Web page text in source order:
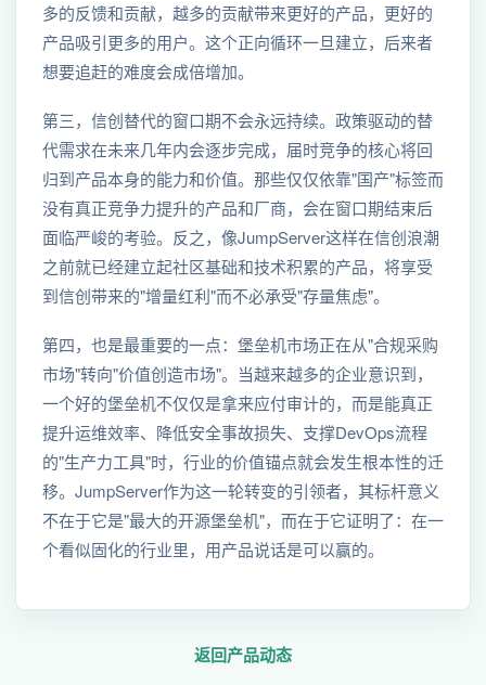
多的反馈和贡献，越多的贡献带来更好的产品，更好的
产品吸引更多的用户。这个正向循环一旦建立，后来者
想要追赶的难度会成倍增加。
第三，信创替代的窗口期不会永远持续。政策驱动的替
代需求在未来几年内会逐步完成，届时竞争的核心将回
归到产品本身的能力和价值。那些仅仅依靠"国产"标签而
没有真正竞争力提升的产品和厂商，会在窗口期结束后
面临严峻的考验。反之，像JumpServer这样在信创浪潮
之前就已经建立起社区基础和技术积累的产品，将享受
到信创带来的"增量红利"而不必承受"存量焦虑"。
第四，也是最重要的一点：堡垒机市场正在从"合规采购
市场"转向"价值创造市场"。当越来越多的企业意识到，
一个好的堡垒机不仅仅是拿来应付审计的，而是能真正
提升运维效率、降低安全事故损失、支撑DevOps流程
的"生产力工具"时，行业的价值锚点就会发生根本性的迁
移。JumpServer作为这一轮转变的引领者，其标杆意义
不在于它是"最大的开源堡垒机"，而在于它证明了：在一
个看似固化的行业里，用产品说话是可以赢的。
返回产品动态